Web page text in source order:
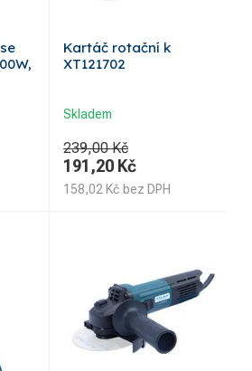
Kartáč rotační k
XT121702
Skladem
239,00 Kč
191,20 Kč
158,02 Kč bez DPH